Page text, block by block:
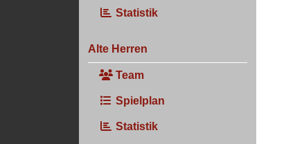
Statistik
Alte Herren
Team
Spielplan
Statistik